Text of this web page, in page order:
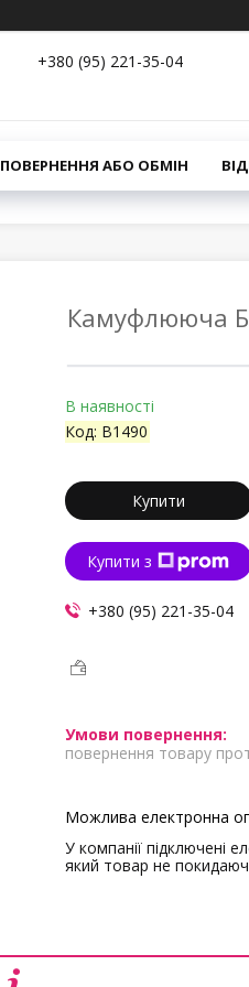
+380 (95) 221-35-04
ПОВЕРНЕННЯ АБО ОБМІН
Камуфлююча
В наявності
Код: B1490
Купити
Купити з
+380 (95) 221-35-04
повернення товару
У компанії підключені
який товар не